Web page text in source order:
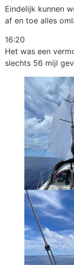
Eindelijk kunnen
af en toe alles
16:20
Het was een
slechts 56 mijl